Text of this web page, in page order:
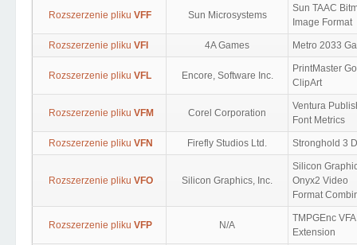
Rozszerzenie pliku VFF Sun Microsystems
Sun TAAC
Image Format
Rozszerzenie pliku VFI 4A Games Metro 2033
Rozszerzenie pliku VFL Encore, Software Inc.
PrintMaster
ClipArt
Rozszerzenie pliku VFM Corel Corporation
Ventura
Font Metrics
Rozszerzenie pliku VFN Firefly Studios Ltd. Stronghold 3
Rozszerzenie pliku VFO Silicon Graphics, Inc.
Silicon
Onyx2 Video
Format
Rozszerzenie pliku VFP N/A
TMPGEnc
Extension